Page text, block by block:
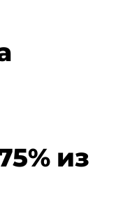
из